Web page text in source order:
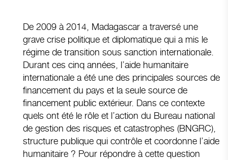
De 2009 à 2014, Madagascar a traversé une
grave crise politique et diplomatique qui a mis le
régime de transition sous sanction internationale.
Durant ces cinq années, l’aide humanitaire
internationale a été une des principales sources de
financement du pays et la seule source de
financement public extérieur. Dans ce contexte
quels ont été le rôle et l’action du Bureau national
de gestion des risques et catastrophes (BNGRC),
structure publique qui contrôle et coordonne l’aide
humanitaire ? Pour répondre à cette question